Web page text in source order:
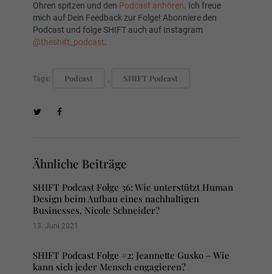
Ohren spitzen und den Podcast anhören. Ich freue
mich auf Dein Feedback zur Folge! Abonniere den
Podcast und folge SHIFT auch auf Instagram
@theshift_podcast.
Tags: Podcast SHIFT Podcast
Ähnliche Beiträge
SHIFT Podcast Folge 36: Wie unterstützt Human
Design beim Aufbau eines nachhaltigen
Businesses, Nicole Schneider?
13. Juni 2021
SHIFT Podcast Folge #2: Jeannette Gusko – Wie
kann sich jeder Mensch engagieren?